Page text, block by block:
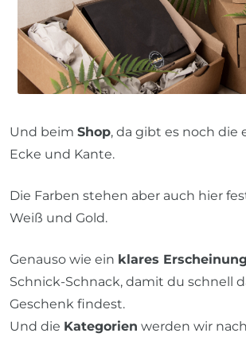
Und beim Shop, da gibt es noch die
Ecke und Kante.
Die Farben stehen aber auch hier
Weiß und Gold.
Genauso wie ein klares
Schnick-Schnack, damit du schnell
Geschenk findest.
Und die Kategorien werden wir